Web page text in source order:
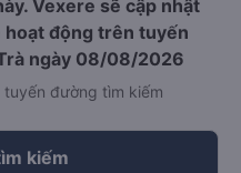
Vexere sẽ cập nhật
hoạt động trên tuyến
ngày 08/08/2026
đường tìm kiếm
kiếm